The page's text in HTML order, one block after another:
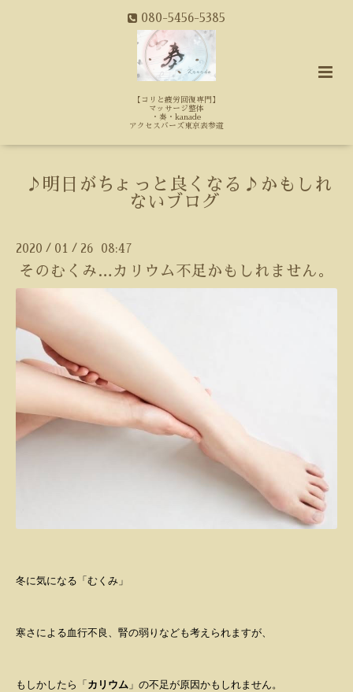
080-5456-5385
【コリと疲労回復専門】
マッサージ整体
・奏・kanade
アクセスバーズ東京表参道
♪明日がちょっと良くなる♪かもしれ
ないブログ
2020 / 01 / 26 08:47
そのむくみ…カリウム不足かもしれません。
冬に気になる「むくみ」
寒さによる血行不良、腎の弱りなども考えられますが、
もしかしたら「 カリウム 」の不足が原因かもしれません。